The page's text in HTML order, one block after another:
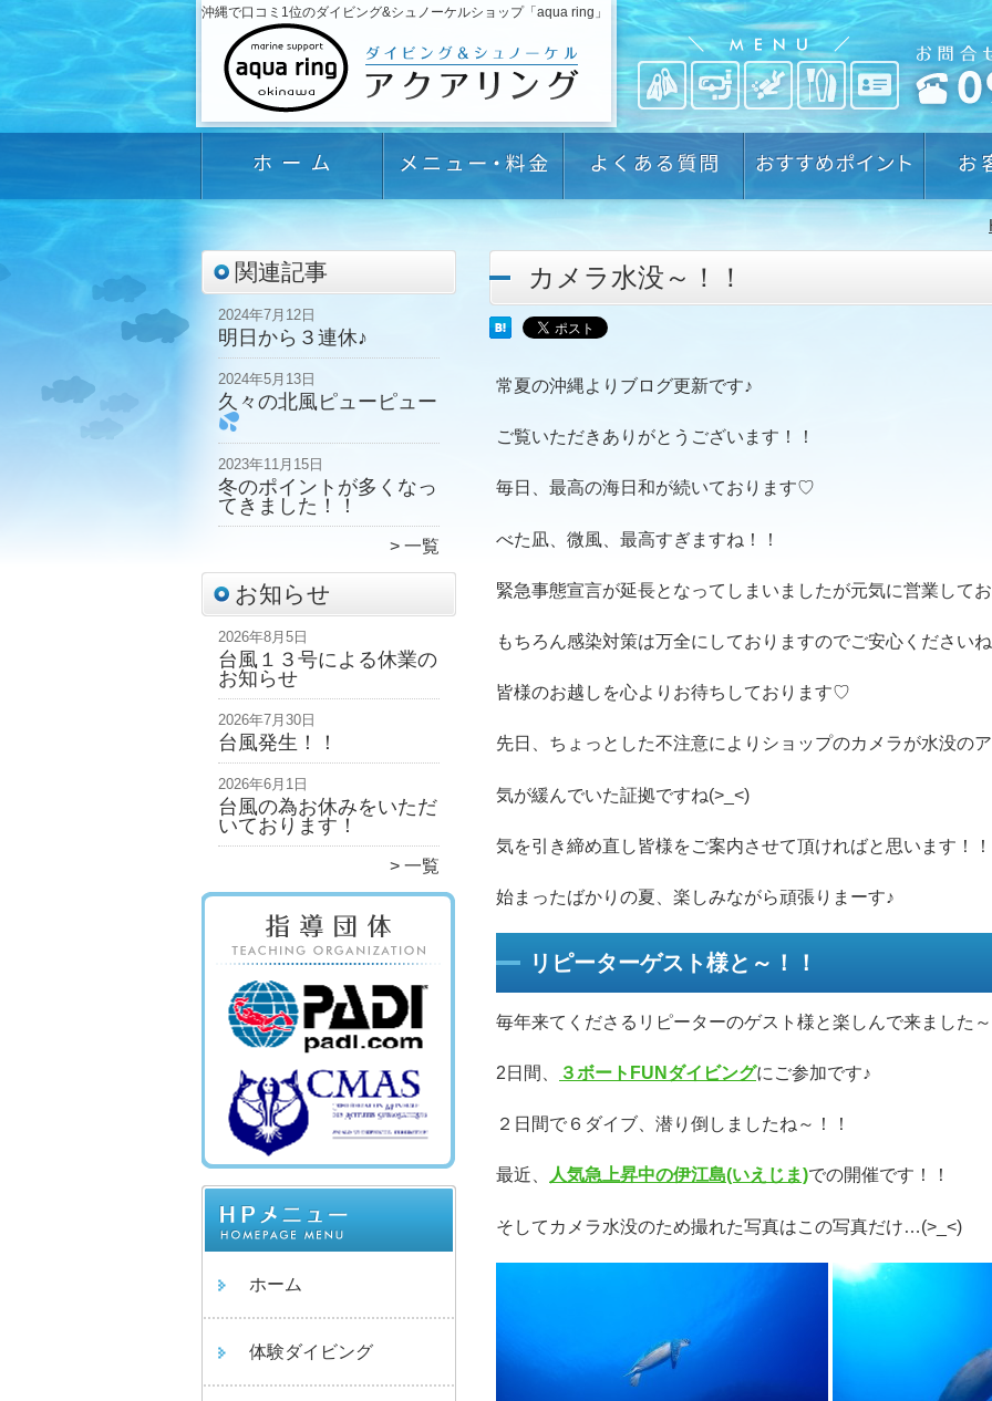
沖縄で口コミ1位のダイビング&シュノーケルショップ「aqua ring」
関連記事
2024年7月12日
明日から３連休♪
2024年5月13日
久々の北風ピューピュー
2023年11月15日
冬のポイントが多くなっ
てきました！！
一覧
お知らせ
2026年8月5日
台風１３号による休業の
お知らせ
2026年7月30日
台風発生！！
2026年6月1日
台風の為お休みをいただ
いております！
一覧
ホーム
体験ダイビング
カメラ水没～！！
常夏の沖縄よりブログ更新です♪
ご覧いただきありがとうございます！！
毎日、最高の海日和が続いております♡
べた凪、微風、最高すぎますね！！
緊急事態宣言が延長となってしまいましたが元気に営業して
もちろん感染対策は万全にしておりますのでご安心ください
皆様のお越しを心よりお待ちしております♡
先日、ちょっとした不注意によりショップのカメラが水没の
気が緩んでいた証拠ですね(>_<)
気を引き締め直し皆様をご案内させて頂ければと思います！！
始まったばかりの夏、楽しみながら頑張りまーす♪
リピーターゲスト様と～！！
毎年来てくださるリピーターのゲスト様と楽しんで来ました
2日間、 ３ボートFUNダイビングにご参加です♪
２日間で６ダイブ、潜り倒しましたね～！！
最近、 人気急上昇中の伊江島(いえじま)での開催です！！
そしてカメラ水没のため撮れた写真はこの写真だけ…(>_<)